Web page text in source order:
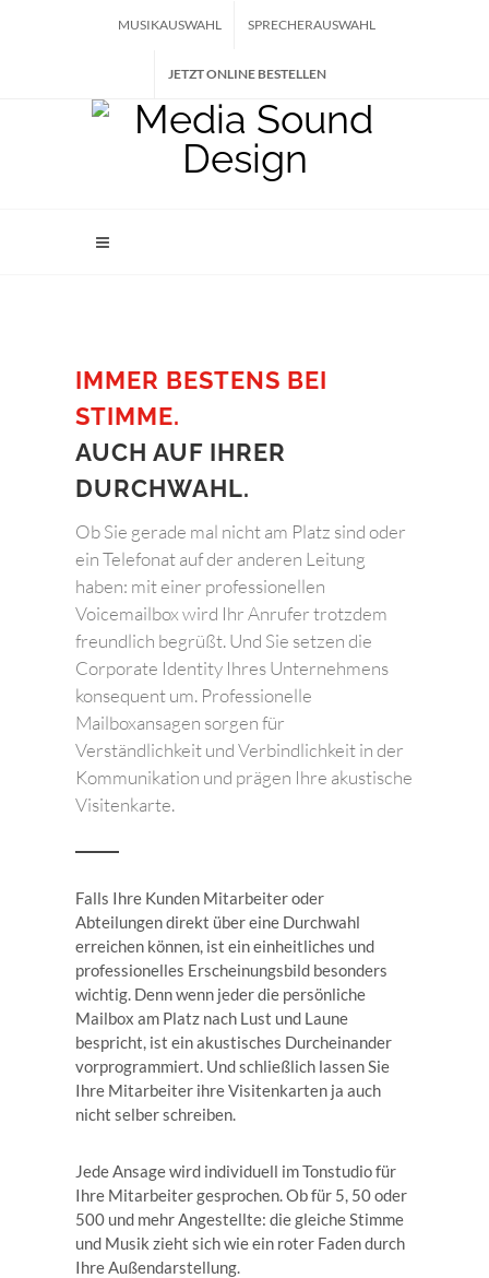
MUSIKAUSWAHL SPRECHERAUSWAHL
JETZT ONLINE BESTELLEN
IMMER BESTENS BEI
STIMME.
AUCH AUF IHRER
DURCHWAHL.
Ob Sie gerade mal nicht am Platz sind oder
ein Telefonat auf der anderen Leitung
haben: mit einer professionellen
Voicemailbox wird Ihr Anrufer trotzdem
freundlich begrüßt. Und Sie setzen die
Corporate Identity Ihres Unternehmens
konsequent um. Professionelle
Mailboxansagen sorgen für
Verständlichkeit und Verbindlichkeit in der
Kommunikation und prägen Ihre akustische
Visitenkarte.
Falls Ihre Kunden Mitarbeiter oder
Abteilungen direkt über eine Durchwahl
erreichen können, ist ein einheitliches und
professionelles Erscheinungsbild besonders
wichtig. Denn wenn jeder die persönliche
Mailbox am Platz nach Lust und Laune
bespricht, ist ein akustisches Durcheinander
vorprogrammiert. Und schließlich lassen Sie
Ihre Mitarbeiter ihre Visitenkarten ja auch
nicht selber schreiben.
Jede Ansage wird individuell im Tonstudio für
Ihre Mitarbeiter gesprochen. Ob für 5, 50 oder
500 und mehr Angestellte: die gleiche Stimme
und Musik zieht sich wie ein roter Faden durch
Ihre Außendarstellung.